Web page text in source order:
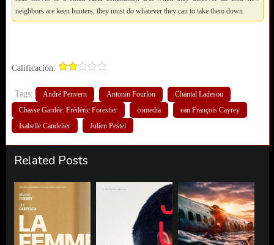
neighbors are keen hunters, they must do whatever they can to take them down.
Calificación:
Tags: André Penvern Antonin Fourlon
Chantal Ladesou
Chasse Gardée. Frédéric Forestier
comedia
ean François Cayrey
Isabelle Candelier
Julien Pestel
Related Posts